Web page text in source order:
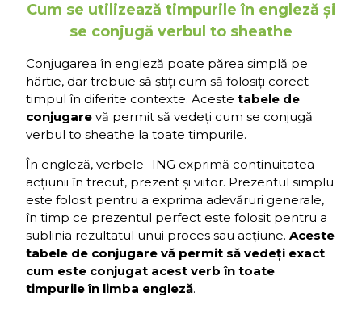
Cum se utilizează timpurile în engleză și
se conjugă verbul to sheathe
Conjugarea în engleză poate părea simplă pe
hârtie, dar trebuie să știți cum să folosiți corect
timpul în diferite contexte. Aceste tabele de
conjugare vă permit să vedeți cum se conjugă
verbul to sheathe la toate timpurile.
În engleză, verbele -ING exprimă continuitatea
acțiunii în trecut, prezent și viitor. Prezentul simplu
este folosit pentru a exprima adevăruri generale,
în timp ce prezentul perfect este folosit pentru a
sublinia rezultatul unui proces sau acțiune. Aceste
tabele de conjugare vă permit să vedeți exact
cum este conjugat acest verb în toate
timpurile în limba engleză.